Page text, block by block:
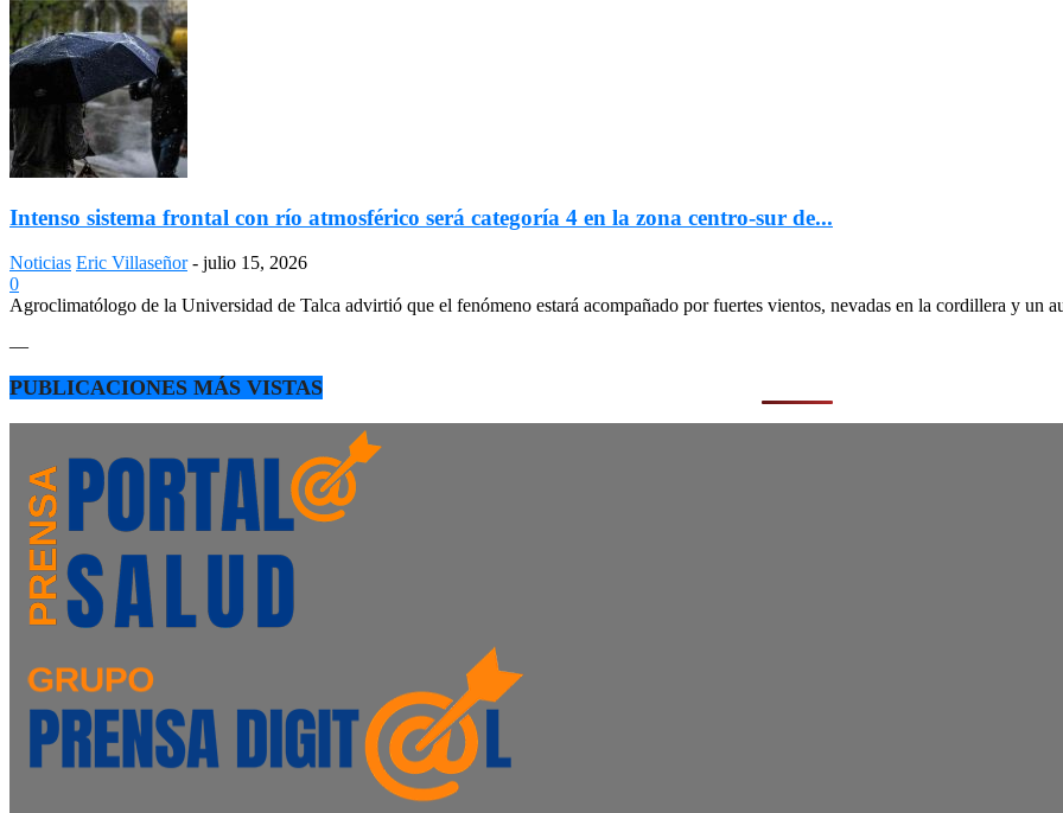
Intenso sistema frontal con río atmosférico será categoría 4 en la zona centro-sur de...
Noticias Eric Villaseñor - julio 15, 2026
0
Agroclimatólogo de la Universidad de Talca advirtió que el fenómeno estará acompañado por fuertes vientos, nevadas en la cordillera y un
—
PUBLICACIONES MÁS VISTAS